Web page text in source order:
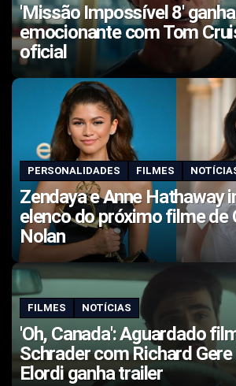
Hot
Popular
Tendência
Filmes
Novelas
'Missão Impossível 8'
emocionante com Tom
oficial
PERSONALIDADES FILMES
Zendaya e Anne Hathaway
elenco do próximo filme de
Nolan
FILMES NOTÍCIAS
'Oh, Canada': Aguardado
Schrader com Richard
Elordi ganha trailer